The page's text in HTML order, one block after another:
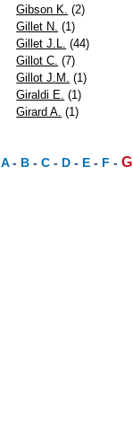
Gibson K. (2)
Gillet N. (1)
Gillet J.L. (44)
Gillot C. (7)
Gillot J.M. (1)
Giraldi E. (1)
Girard A. (1)
A- B -C - D - E - F -G